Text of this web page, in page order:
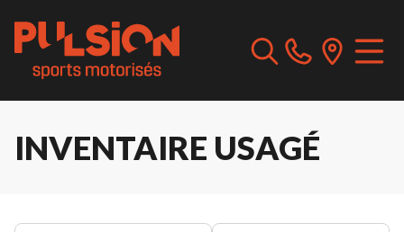
INVENTAIRE USAGÉ